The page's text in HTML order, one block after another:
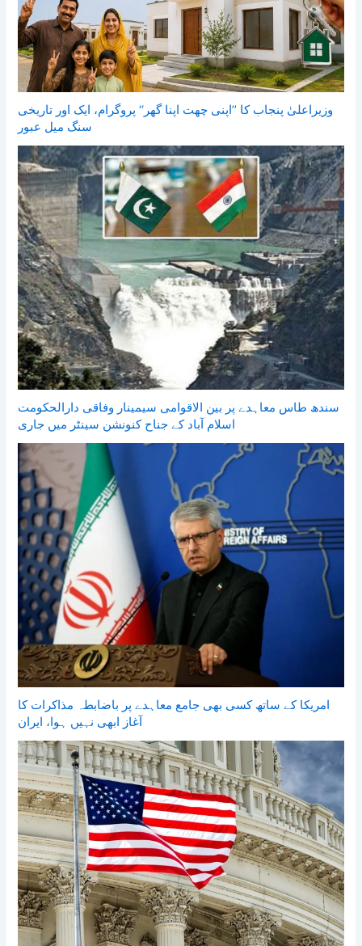
وزیراعلیٰ پنجاب کا ’’اپنی چھت اپنا گھر‘‘ پروگرام، ایک اور تاریخی
سنگ میل عبور
سندھ طاس معاہدے پر بین الاقوامی سیمینار وفاقی دارالحکومت
اسلام آباد کے جناح کنونشن سینٹر میں جاری
امریکا کے ساتھ کسی بھی جامع معاہدے پر باضابطہ مذاکرات کا
آغاز ابھی نہیں ہوا، ایران